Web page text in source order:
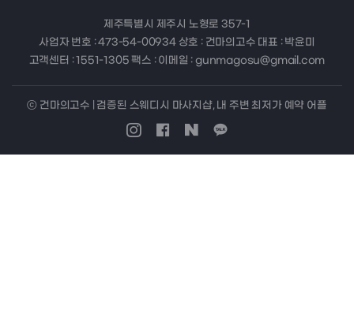
제주특별시 제주시 노형로 357-1
사업자 번호 : 473-54-00934 상호 : 건마의고수 대표 : 박윤미
고객센터 : 1551-1305 팩스 : 이메일 : gunmagosu@gmail.com
ⓒ 건마의고수 | 검증된 스웨디시 마사지샵, 내 주변 최저가 예약 어플